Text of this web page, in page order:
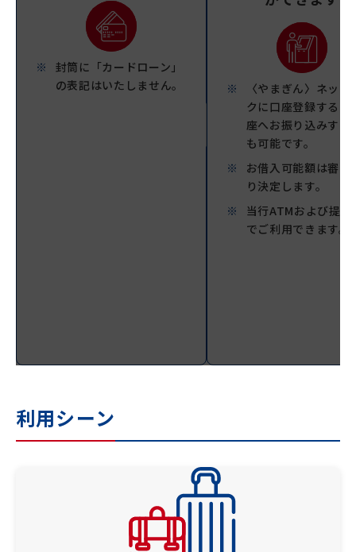
封筒に「カードローン」
の表記はいたしません。
〈やまぎん〉ネット
クに口座登録すると
座へお振り込みする
も可能です。
お借入可能額は審査
り決定します。
当行ATMおよび提携
でご利用できます。
利用シーン